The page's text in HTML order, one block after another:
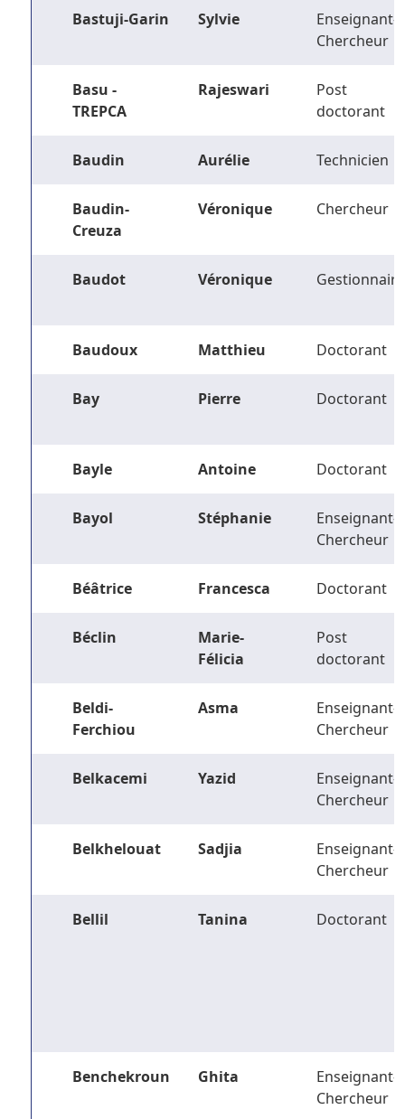
Bastuji-Garin Sylvie
Enseignant-
Chercheur
Basu -
TREPCA
Rajeswari
Post
doctorant
Baudin Aurélie Technicien
Baudin-
Creuza
Véronique Chercheur
Baudot Véronique Gestionnaire
Baudoux Matthieu Doctorant
Bay Pierre Doctorant
Bayle Antoine Doctorant
Bayol Stéphanie
Enseignant-
Chercheur
Béâtrice Francesca Doctorant
Béclin
Marie-
Félicia
Post
doctorant
Beldi-
Ferchiou
Asma
Enseignant-
Chercheur
Belkacemi Yazid
Enseignant-
Chercheur
Belkhelouat Sadjia
Enseignant-
Chercheur
Bellil Tanina Doctorant
Benchekroun Ghita
Enseignant-
Chercheur